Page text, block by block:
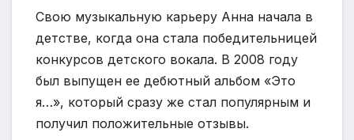
Свою музыкальную карьеру Анна начала в
детстве, когда она стала победительницей
конкурсов детского вокала. В 2008 году
был выпущен ее дебютный альбом «Это
я…», который сразу же стал популярным и
получил положительные отзывы.